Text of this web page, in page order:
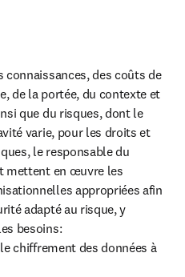
connaissances, des coûts de
de la portée, du contexte et
que du risques, dont le
varie, pour les droits et
le responsable du
mettent en œuvre les
appropriées afin
adapté au risque, y
besoins:
chiffrement des données à